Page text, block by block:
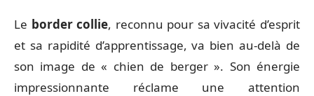
Le border collie, reconnu pour sa vivacité d’esprit
et sa rapidité d’apprentissage, va bien au-delà de
son image de « chien de berger ». Son énergie
impressionnante réclame une attention